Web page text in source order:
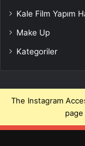
Kale Film Yapım
Make Up
Kategoriler
The Instagram